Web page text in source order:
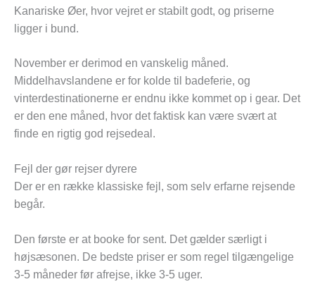
Kanariske Øer, hvor vejret er stabilt godt, og priserne
ligger i bund.
November er derimod en vanskelig måned.
Middelhavslandene er for kolde til badeferie, og
vinterdestinationerne er endnu ikke kommet op i gear. Det
er den ene måned, hvor det faktisk kan være svært at
finde en rigtig god rejsedeal.
Fejl der gør rejser dyrere
Der er en række klassiske fejl, som selv erfarne rejsende
begår.
Den første er at booke for sent. Det gælder særligt i
højsæsonen. De bedste priser er som regel tilgængelige
3-5 måneder før afrejse, ikke 3-5 uger.